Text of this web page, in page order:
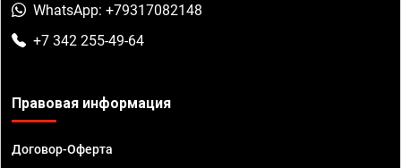
WhatsApp: +79317082148
+7 342 255-49-64
Правовая информация
Договор-Оферта